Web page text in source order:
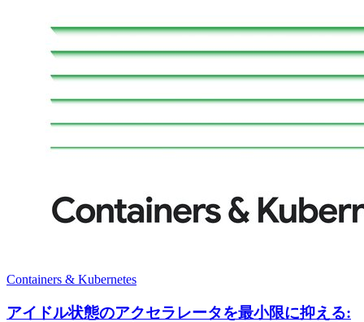
Containers & Kubernetes
アイドル状態のアクセラレータを最小限に抑える: